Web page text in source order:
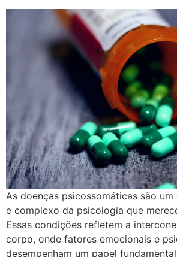
As doenças psicossomáticas são
e complexo da psicologia que
Essas condições refletem a
corpo, onde fatores emocionais e
desempenham um papel